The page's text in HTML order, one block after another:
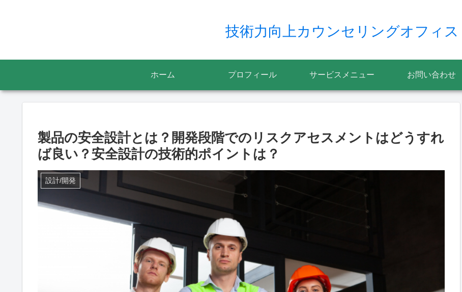
技術力向上カウンセリングオフィス
ホーム プロフィール サービスメニュー お問い合わせ
製品の安全設計とは？開発段階でのリスクアセスメントはどうすれ
ば良い？安全設計の技術的ポイントは？
設計/開発